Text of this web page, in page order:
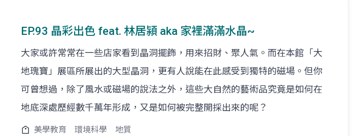
EP.93 晶彩出色 feat. 林居潁 aka 家裡滿滿水晶~
大家或許常常在一些店家看到晶洞擺飾，用來招財、聚人氣。而在本館「大
地瑰寶」展區所展出的大型晶洞，更有人說能在此感受到獨特的磁場。但你
可曾想過，除了風水或磁場的說法之外，這些大自然的藝術品究竟是如何在
地底深處歷經數千萬年形成，又是如何被完整開採出來的呢？
美學教育 環境科學 地質